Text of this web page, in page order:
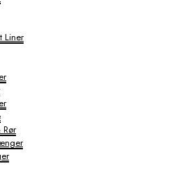
Liner
Rør